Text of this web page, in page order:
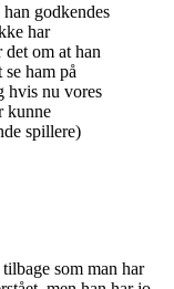
godkendes
har
om at han
ham på
hvis nu vores
kunne
spillere)
som man har